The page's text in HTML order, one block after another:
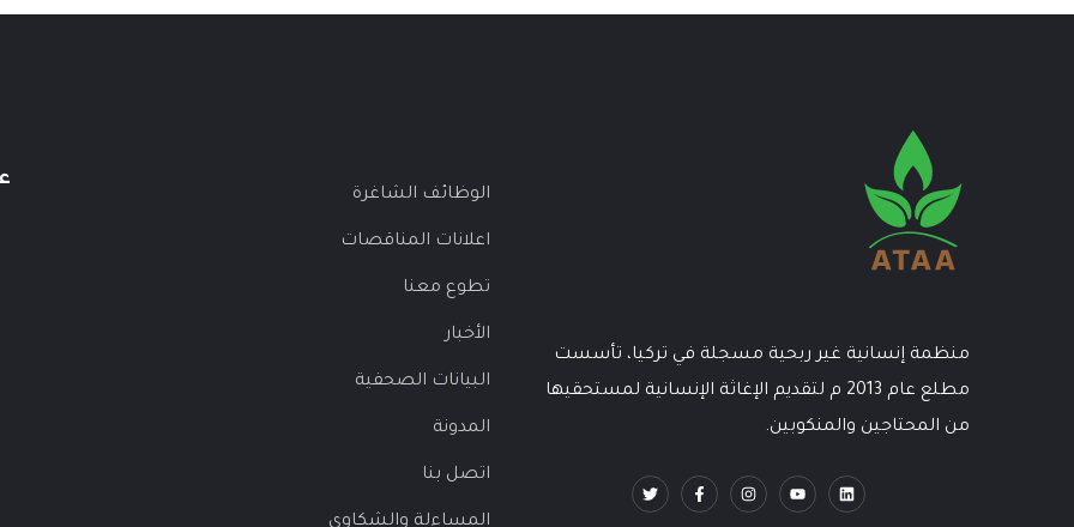
منظمة إنسانية غير ربحية مسجلة في تركيا، تأسست
مطلع عام 2013 م لتقديم الإغاثة الإنسانية لمستحقيها
من المحتاجين والمنكوبين.
الوظائف الشاغرة
اعلانات المناقصات
تطوع معنا
الأخبار
البيانات الصحفية
المدونة
اتصل بنا
المساءلة والشكاوى